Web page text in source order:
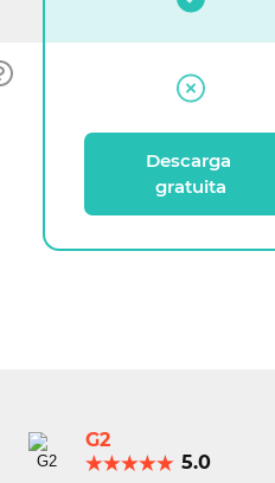
Descarga
gratuita
G2
5.0